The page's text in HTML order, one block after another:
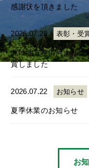
感謝状を頂きました
2026.07.28 表彰・受
北陸地方整備局より優
賞しました
2026.07.22 お知らせ
夏季休業のお知らせ
お